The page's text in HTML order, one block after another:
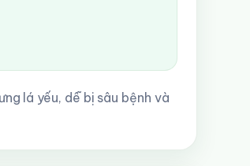
lá yếu, dễ bị sâu bệnh và